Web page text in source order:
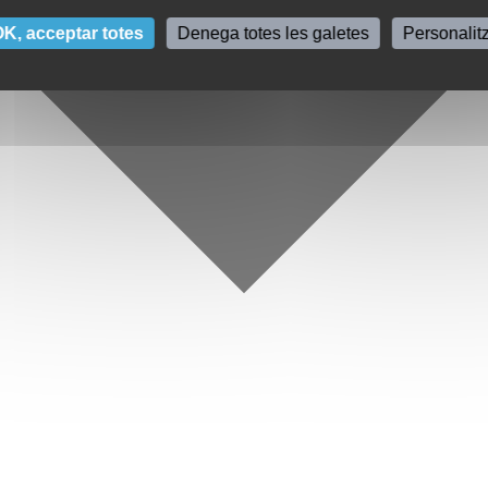
acceptar totes Denega totes les galetes